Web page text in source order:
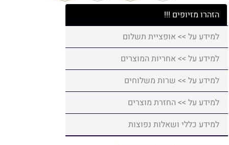
הזהרו מזיופים !!!
למידע על >> אופציית תשלום
למידע על >> אחריות המוצרים
למידע על >> שרות משלוחים
למידע על >> החזרת מוצרים
למידע כללי ושאלות נפוצות